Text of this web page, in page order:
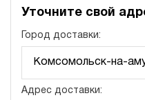
Уточните свой
Город доставки:
Адрес доставки: